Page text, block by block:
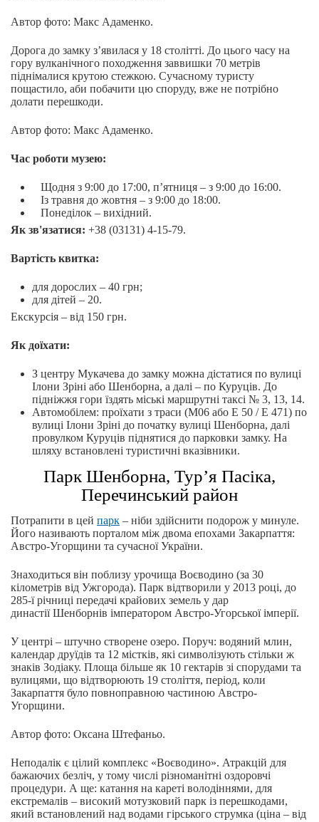
Автор фото: Макс Адаменко.
Дорога до замку з’явилася у 18 столітті. До цього часу на
гору вулканічного походження заввишки 70 метрів
піднімалися крутою стежкою. Сучасному туристу
пощастило, аби побачити цю споруду, вже не потрібно
долати перешкоди.
Автор фото: Макс Адаменко.
Час роботи музею:
Щодня з 9:00 до 17:00, п’ятниця – з 9:00 до 16:00.
Із травня до жовтня – з 9:00 до 18:00.
Понеділок – вихідний.
Як зв'язатися: +38 (03131) 4-15-79.
Вартість квитка:
для дорослих – 40 грн;
для дітей – 20.
Екскурсія – від 150 грн.
Як доїхати:
З центру Мукачева до замку можна дістатися по вулиці
Ілони Зріні або Шенборна, а далі – по Куруців. До
підніжжя гори їздять міські маршрутні таксі № 3, 13, 14.
Автомобілем: проїхати з траси (М06 або Е 50 / Е 471) по
вулиці Ілони Зріні до початку вулиці Шенборна, далі
провулком Куруців піднятися до парковки замку. На
шляху встановлені туристичні вказівники.
Парк Шенборна, Тур’я Пасіка,
Перечинський район
Потрапити в цей парк – ніби здійснити подорож у минуле.
Його називають порталом між двома епохами Закарпаття:
Австро-Угорщини та сучасної України.
Знаходиться він поблизу урочища Воєводино (за 30
кілометрів від Ужгорода). Парк відтворили у 2013 році, до
285-ї річниці передачі крайових земель у дар
династії Шенборнів імператором Австро-Угорської імперії.
У центрі – штучно створене озеро. Поруч: водяний млин,
календар друїдів та 12 містків, які символізують стільки ж
знаків Зодіаку. Площа більше як 10 гектарів зі спорудами та
вулицями, що відтворюють 19 століття, період, коли
Закарпаття було повноправною частиною Австро-
Угорщини.
Автор фото: Оксана Штефаньо.
Неподалік є цілий комплекс «Воєводино». Атракцій для
бажаючих безліч, у тому числі різноманітні оздоровчі
процедури. А ще: катання на кареті володіннями, для
екстремалів – високий мотузковий парк із перешкодами,
який встановлений над водами гірського струмка (ціна – від